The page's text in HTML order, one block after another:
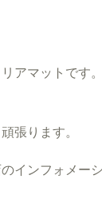
アマットです。
張ります。
インフォメー